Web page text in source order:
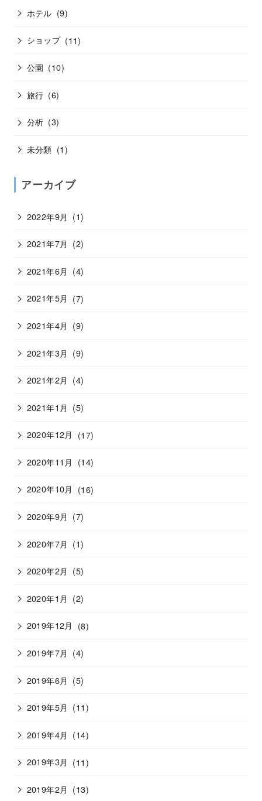
ホテル (9)
ショップ (11)
公園 (10)
旅行 (6)
分析 (3)
未分類 (1)
アーカイブ
2022年9月 (1)
2021年7月 (2)
2021年6月 (4)
2021年5月 (7)
2021年4月 (9)
2021年3月 (9)
2021年2月 (4)
2021年1月 (5)
2020年12月 (17)
2020年11月 (14)
2020年10月 (16)
2020年9月 (7)
2020年7月 (1)
2020年2月 (5)
2020年1月 (2)
2019年12月 (8)
2019年7月 (4)
2019年6月 (5)
2019年5月 (11)
2019年4月 (14)
2019年3月 (11)
2019年2月 (13)